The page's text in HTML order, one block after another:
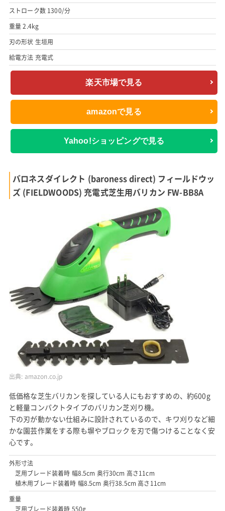
ストローク数 1300/分
重量 2.4kg
刃の形状 生垣用
給電方法 充電式
楽天市場で見る
amazonで見る
Yahoo!ショッピングで見る
バロネスダイレクト (baroness direct) フィールドウッ
ズ (FIELDWOODS) 充電式芝生用バリカン FW-BB8A
出典: amazon.co.jp
低価格な芝生バリカンを探している人にもおすすめの、約600g
と軽量コンパクトタイプのバリカン芝刈り機。
下の刃が動かない仕組みに設計されているので、キワ刈りなど細
かな園芸作業をする際も塀やブロックを刃で傷つけることなく安
心です。
外形寸法
芝用ブレード装着時 幅8.5cm 奥行30cm 高さ11cm
植木用ブレード装着時 幅8.5cm 奥行38.5cm 高さ11cm
重量
芝用ブレード装着時 550g